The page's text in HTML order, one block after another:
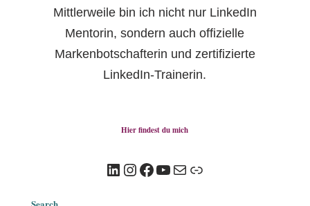
Mittlerweile bin ich nicht nur LinkedIn
Mentorin, sondern auch offizielle
Markenbotschafterin und zertifizierte
LinkedIn-Trainerin.
Hier findest du mich
LinkedIn
Instagram
Facebook
YouTube
E-Mail
Link